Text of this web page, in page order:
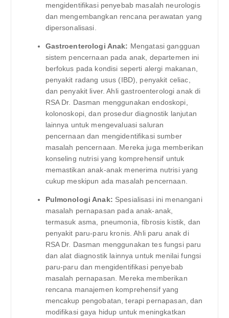
mengidentifikasi penyebab masalah neurologis
dan mengembangkan rencana perawatan yang
dipersonalisasi.
Gastroenterologi Anak: Mengatasi gangguan
sistem pencernaan pada anak, departemen ini
berfokus pada kondisi seperti alergi makanan,
penyakit radang usus (IBD), penyakit celiac,
dan penyakit liver. Ahli gastroenterologi anak di
RSA Dr. Dasman menggunakan endoskopi,
kolonoskopi, dan prosedur diagnostik lanjutan
lainnya untuk mengevaluasi saluran
pencernaan dan mengidentifikasi sumber
masalah pencernaan. Mereka juga memberikan
konseling nutrisi yang komprehensif untuk
memastikan anak-anak menerima nutrisi yang
cukup meskipun ada masalah pencernaan.
Pulmonologi Anak: Spesialisasi ini menangani
masalah pernapasan pada anak-anak,
termasuk asma, pneumonia, fibrosis kistik, dan
penyakit paru-paru kronis. Ahli paru anak di
RSA Dr. Dasman menggunakan tes fungsi paru
dan alat diagnostik lainnya untuk menilai fungsi
paru-paru dan mengidentifikasi penyebab
masalah pernapasan. Mereka memberikan
rencana manajemen komprehensif yang
mencakup pengobatan, terapi pernapasan, dan
modifikasi gaya hidup untuk meningkatkan